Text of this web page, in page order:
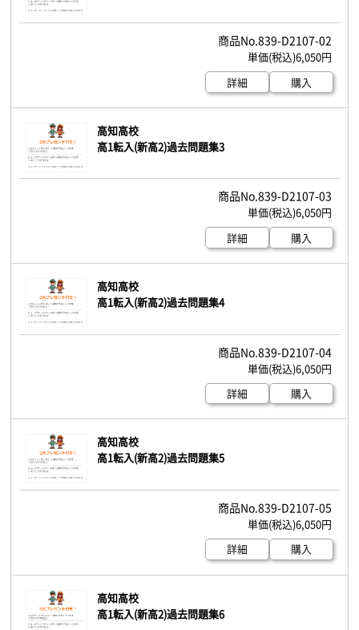
839-D2107-02
6,050円
詳細
購入
高知高校
高1転入(新高2)過去問題集3
839-D2107-03
6,050円
詳細
購入
高知高校
高1転入(新高2)過去問題集4
839-D2107-04
6,050円
詳細
購入
高知高校
高1転入(新高2)過去問題集5
839-D2107-05
6,050円
詳細
購入
高知高校
高1転入(新高2)過去問題集6